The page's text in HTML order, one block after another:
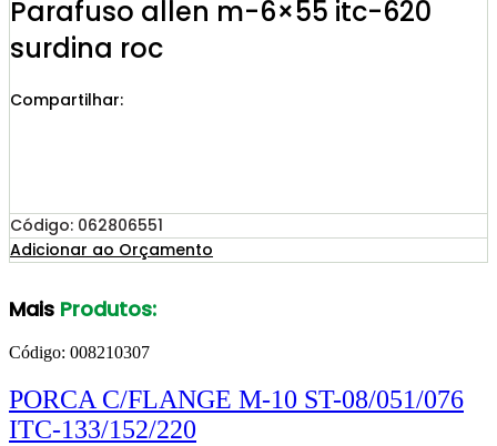
Parafuso allen m-6×55 itc-620
surdina roc
Compartilhar:
Código: 062806551
Adicionar ao Orçamento
Mais Produtos:
Código: 008210307
PORCA C/FLANGE M-10 ST-08/051/076
ITC-133/152/220